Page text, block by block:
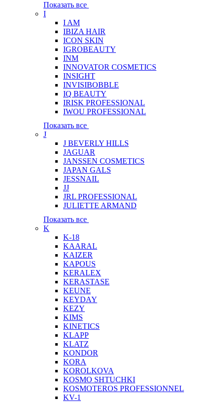
Показать все
I
I AM
IBIZA HAIR
ICON SKIN
IGROBEAUTY
INM
INNOVATOR COSMETICS
INSIGHT
INVISIBOBBLE
IQ BEAUTY
IRISK PROFESSIONAL
IWOU PROFESSIONAL
Показать все
J
J BEVERLY HILLS
JAGUAR
JANSSEN COSMETICS
JAPAN GALS
JESSNAIL
JJ
JRL PROFESSIONAL
JULIETTE ARMAND
Показать все
K
K-18
KAARAL
KAIZER
KAPOUS
KERALEX
KERASTASE
KEUNE
KEYDAY
KEZY
KIMS
KINETICS
KLAPP
KLATZ
KONDOR
KORA
KOROLKOVA
KOSMO SHTUCHKI
KOSMOTEROS PROFESSIONNEL
KV-1